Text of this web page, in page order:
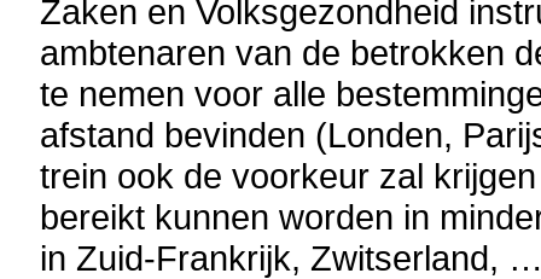
Zaken en Volksgezondheid
ambtenaren van de betrokken
te nemen voor alle
afstand bevinden (Londen,
trein ook de voorkeur zal
bereikt kunnen worden in
in Zuid-Frankrijk, Zwitserland,